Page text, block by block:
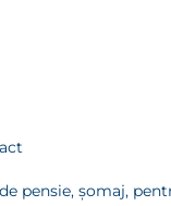
pensie, şomaj,